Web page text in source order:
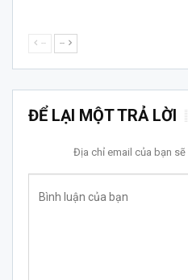
-- --
ĐỂ LẠI MỘT TRẢ LỜI
Địa chỉ email của bạn